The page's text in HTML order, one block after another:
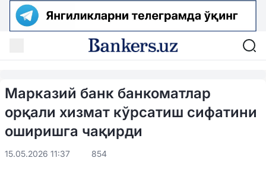
Марказий банк банкоматлар
орқали хизмат кўрсатиш сифатини
оширишга чақирди
15.05.2026 11:37 854